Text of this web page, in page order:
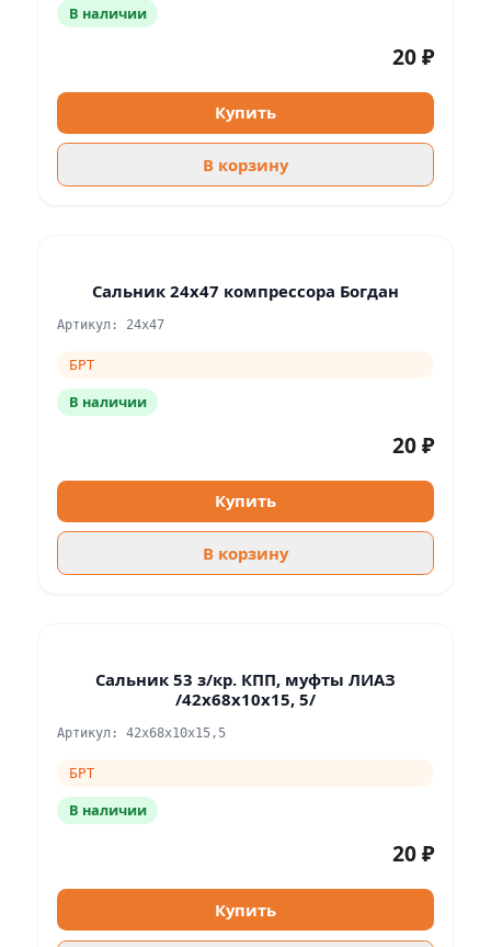
В наличии
20 ₽
Купить
В корзину
Сальник 24х47 компрессора Богдан
Артикул: 24х47
БРТ
В наличии
20 ₽
Купить
В корзину
Сальник 53 з/кр. КПП, муфты ЛИАЗ
/42х68х10х15, 5/
Артикул: 42х68х10х15,5
БРТ
В наличии
20 ₽
Купить